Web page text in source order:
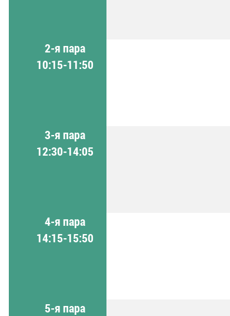
2-я пара
10:15-11:50
3-я пара
12:30-14:05
4-я пара
14:15-15:50
5-я пара